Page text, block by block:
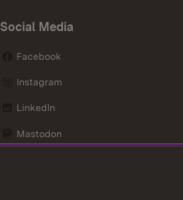
Social Media
Facebook
Instagram
LinkedIn
Mastodon